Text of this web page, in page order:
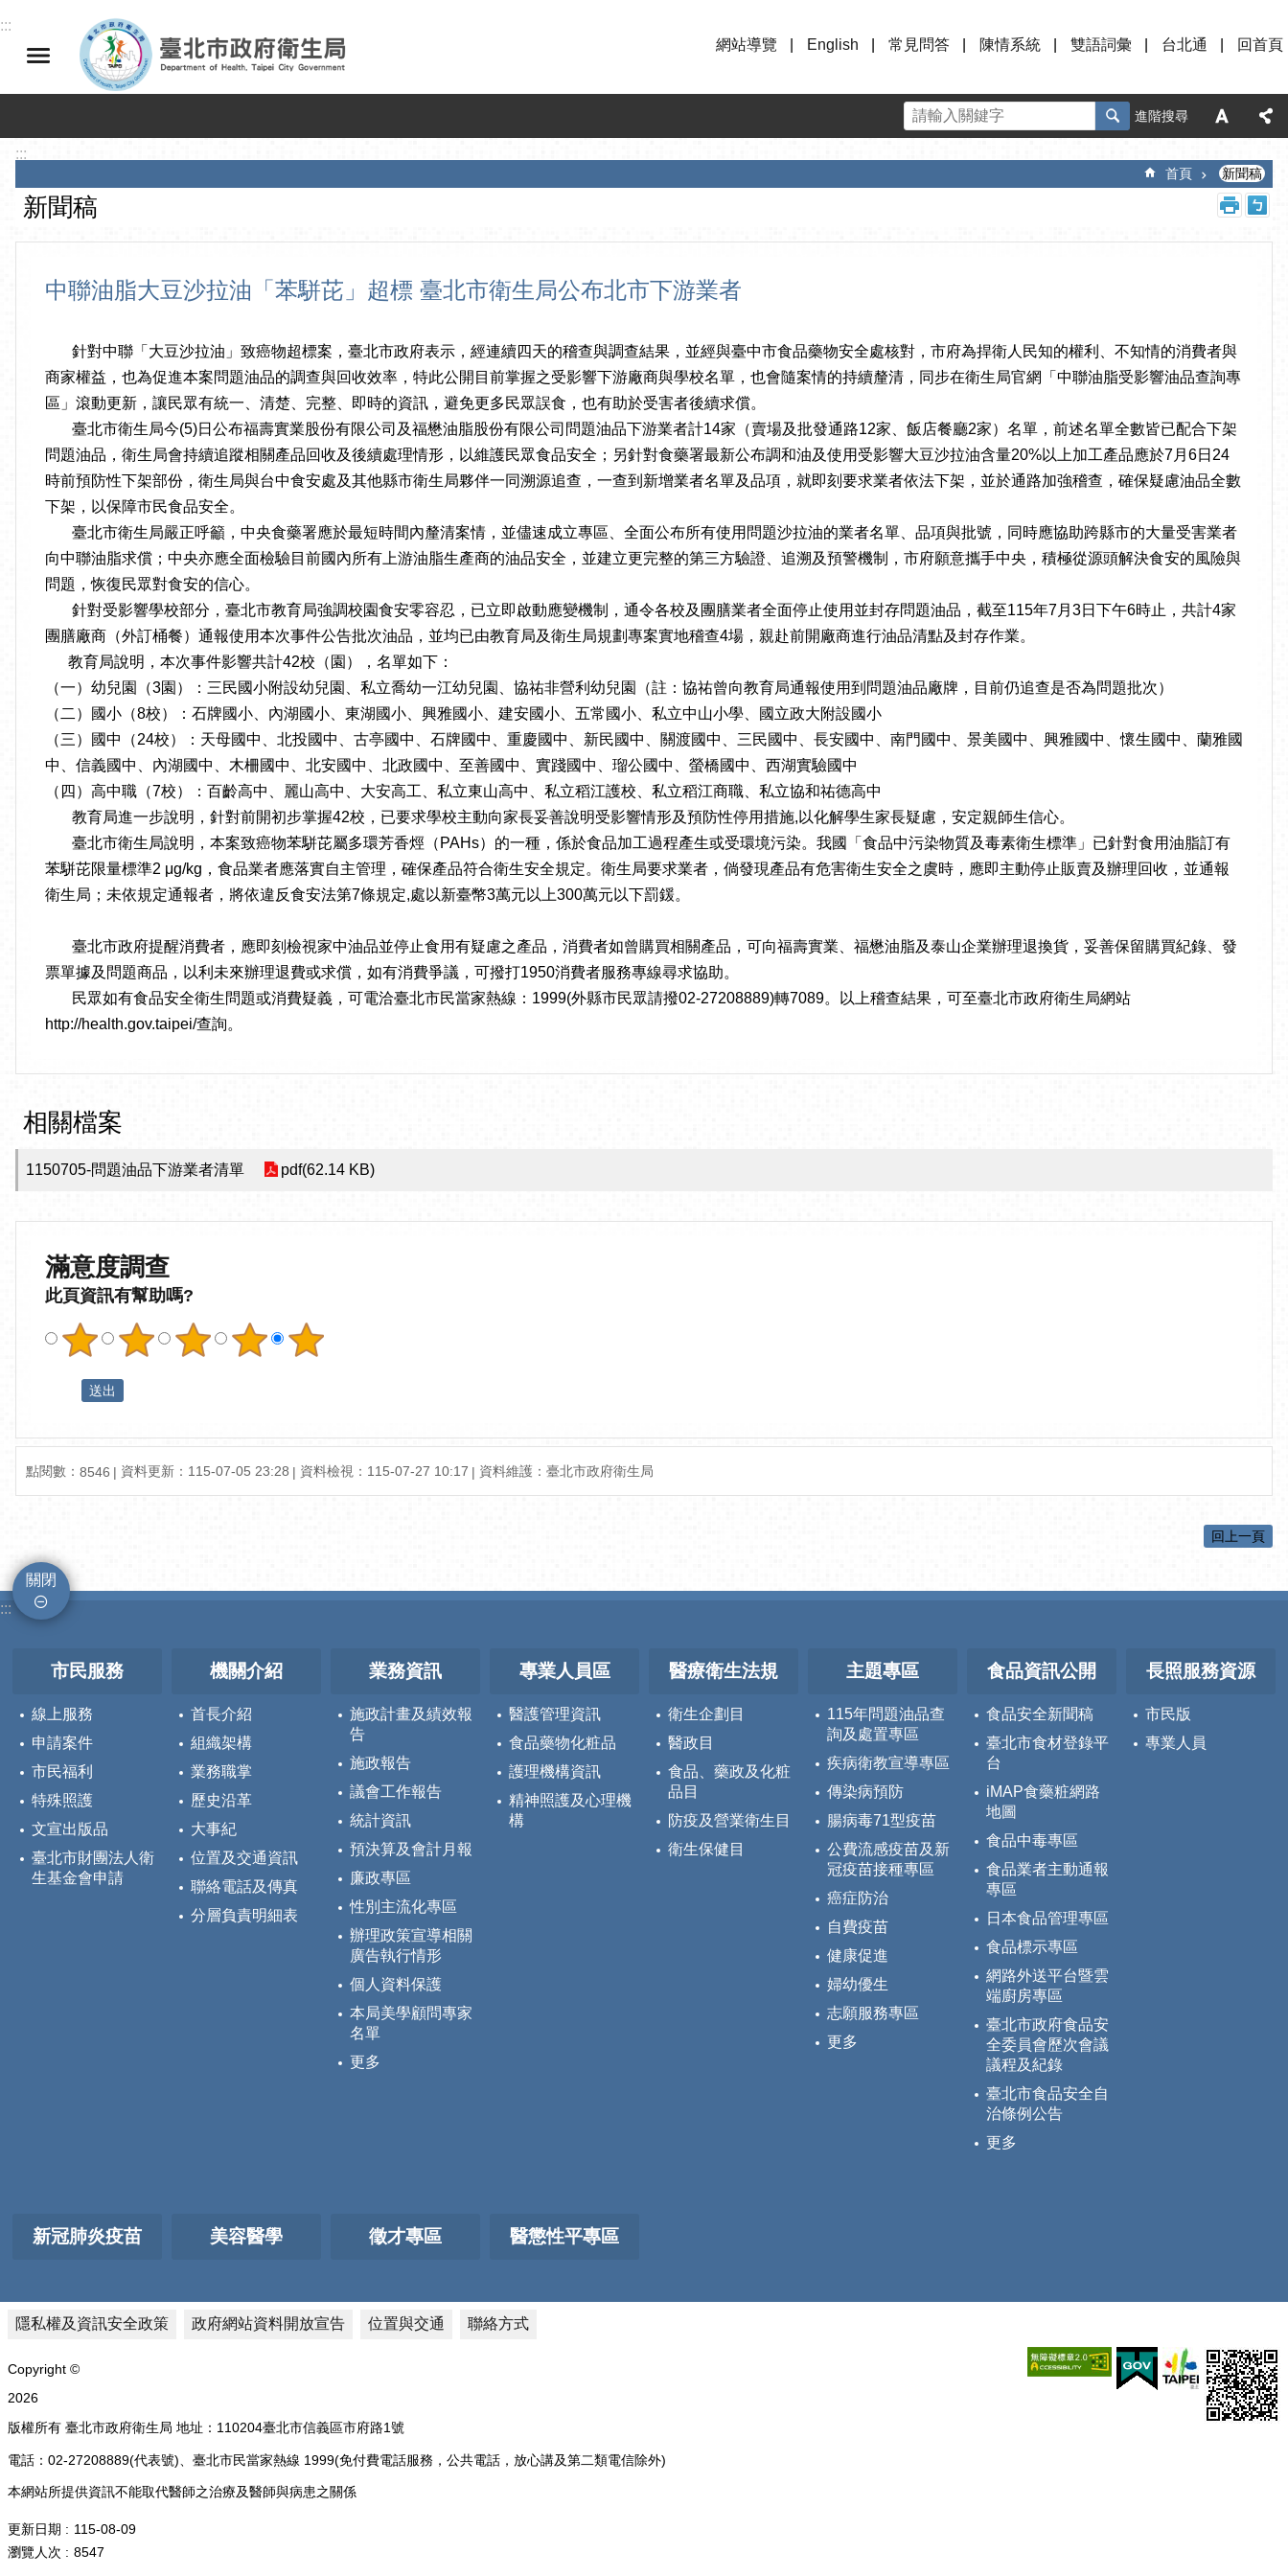
跳到主要內容區塊
:::
網站導覽
English 常見問答 陳情系統 雙語詞彙 台北通 回首頁
進階搜尋
:::
首頁 新聞稿
新聞稿
中聯油脂大豆沙拉油「苯駢芘」超標 臺北市衛生局公布北市下游業者
針對中聯「大豆沙拉油」致癌物超標案，臺北市政府表示，經連續四天的稽查與調查結果，並經與臺中市食品藥物安全處核對，市府為捍衛人民知的權利、不知情的消費者與
商家權益，也為促進本案問題油品的調查與回收效率，特此公開目前掌握之受影響下游廠商與學校名單，也會隨案情的持續釐清，同步在衛生局官網「中聯油脂受影響油品查詢專
區」滾動更新，讓民眾有統一、清楚、完整、即時的資訊，避免更多民眾誤食，也有助於受害者後續求償。
臺北市衛生局今(5)日公布福壽實業股份有限公司及福懋油脂股份有限公司問題油品下游業者計14家（賣場及批發通路12家、飯店餐廳2家）名單，前述名單全數皆已配合下架
問題油品，衛生局會持續追蹤相關產品回收及後續處理情形，以維護民眾食品安全；另針對食藥署最新公布調和油及使用受影響大豆沙拉油含量20%以上加工產品應於7月6日24
時前預防性下架部份，衛生局與台中食安處及其他縣市衛生局夥伴一同溯源追查，一查到新增業者名單及品項，就即刻要求業者依法下架，並於通路加強稽查，確保疑慮油品全數
下架，以保障市民食品安全。
臺北市衛生局嚴正呼籲，中央食藥署應於最短時間內釐清案情，並儘速成立專區、全面公布所有使用問題沙拉油的業者名單、品項與批號，同時應協助跨縣市的大量受害業者
向中聯油脂求償；中央亦應全面檢驗目前國內所有上游油脂生產商的油品安全，並建立更完整的第三方驗證、追溯及預警機制，市府願意攜手中央，積極從源頭解決食安的風險與
問題，恢復民眾對食安的信心。
針對受影響學校部分，臺北市教育局強調校園食安零容忍，已立即啟動應變機制，通令各校及團膳業者全面停止使用並封存問題油品，截至115年7月3日下午6時止，共計4家
團膳廠商（外訂桶餐）通報使用本次事件公告批次油品，並均已由教育局及衛生局規劃專案實地稽查4場，親赴前開廠商進行油品清點及封存作業。
教育局說明，本次事件影響共計42校（園），名單如下：
（一）幼兒園（3園）：三民國小附設幼兒園、私立喬幼一江幼兒園、協祐非營利幼兒園（註：協祐曾向教育局通報使用到問題油品廠牌，目前仍追查是否為問題批次）
（二）國小（8校）：石牌國小、內湖國小、東湖國小、興雅國小、建安國小、五常國小、私立中山小學、國立政大附設國小
（三）國中（24校）：天母國中、北投國中、古亭國中、石牌國中、重慶國中、新民國中、關渡國中、三民國中、長安國中、南門國中、景美國中、興雅國中、懷生國中、蘭雅國
中、信義國中、內湖國中、木柵國中、北安國中、北政國中、至善國中、實踐國中、瑠公國中、螢橋國中、西湖實驗國中
（四）高中職（7校）：百齡高中、麗山高中、大安高工、私立東山高中、私立稻江護校、私立稻江商職、私立協和祐德高中
教育局進一步說明，針對前開初步掌握42校，已要求學校主動向家長妥善說明受影響情形及預防性停用措施,以化解學生家長疑慮，安定親師生信心。
臺北市衛生局說明，本案致癌物苯駢芘屬多環芳香烴（PAHs）的一種，係於食品加工過程產生或受環境污染。我國「食品中污染物質及毒素衛生標準」已針對食用油脂訂有
苯駢芘限量標準2 μg/kg，食品業者應落實自主管理，確保產品符合衛生安全規定。衛生局要求業者，倘發現產品有危害衛生安全之虞時，應即主動停止販賣及辦理回收，並通報
衛生局；未依規定通報者，將依違反食安法第7條規定,處以新臺幣3萬元以上300萬元以下罰鍰。
臺北市政府提醒消費者，應即刻檢視家中油品並停止食用有疑慮之產品，消費者如曾購買相關產品，可向福壽實業、福懋油脂及泰山企業辦理退換貨，妥善保留購買紀錄、發
票單據及問題商品，以利未來辦理退費或求償，如有消費爭議，可撥打1950消費者服務專線尋求協助。
民眾如有食品安全衛生問題或消費疑義，可電洽臺北市民當家熱線：1999(外縣市民眾請撥02-27208889)轉7089。以上稽查結果，可至臺北市政府衛生局網站
http://health.gov.taipei/查詢。
相關檔案
1150705-問題油品下游業者清單 pdf(62.14 KB)
滿意度調查
此頁資訊有幫助嗎?
點閱數： 8546 資料更新：115-07-05 23:28 資料檢視：115-07-27 10:17 資料維護：臺北市政府衛生局
回上一頁
關閉
:::
市民服務
線上服務
申請案件
市民福利
特殊照護
文宣出版品
臺北市財團法人衛
生基金會申請
機關介紹
首長介紹
組織架構
業務職掌
歷史沿革
大事紀
位置及交通資訊
聯絡電話及傳真
分層負責明細表
業務資訊
施政計畫及績效報
告
施政報告
議會工作報告
統計資訊
預決算及會計月報
廉政專區
性別主流化專區
辦理政策宣導相關
廣告執行情形
個人資料保護
本局美學顧問專家
名單
更多
專業人員區
醫護管理資訊
食品藥物化粧品
護理機構資訊
精神照護及心理機
構
醫療衛生法規
衛生企劃目
醫政目
食品、藥政及化粧
品目
防疫及營業衛生目
衛生保健目
主題專區
115年問題油品查
詢及處置專區
疾病衛教宣導專區
傳染病預防
腸病毒71型疫苗
公費流感疫苗及新
冠疫苗接種專區
癌症防治
自費疫苗
健康促進
婦幼優生
志願服務專區
更多
食品資訊公開
食品安全新聞稿
臺北市食材登錄平
台
iMAP食藥粧網路
地圖
食品中毒專區
食品業者主動通報
專區
日本食品管理專區
食品標示專區
網路外送平台暨雲
端廚房專區
臺北市政府食品安
全委員會歷次會議
議程及紀錄
臺北市食品安全自
治條例公告
更多
長照服務資源
市民版
專業人員
新冠肺炎疫苗 美容醫學 徵才專區 醫懲性平專區
隱私權及資訊安全政策 政府網站資料開放宣告 位置與交通 聯絡方式
Copyright ©
2026
版權所有 臺北市政府衛生局 地址：110204臺北市信義區市府路1號
電話：02-27208889(代表號)、臺北市民當家熱線 1999(免付費電話服務，公共電話，放心講及第二類電信除外)
本網站所提供資訊不能取代醫師之治療及醫師與病患之關係
更新日期
115-08-09
瀏覽人次
8547